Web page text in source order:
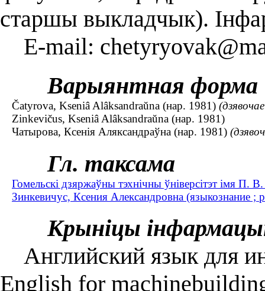
старшы выкладчык).
E-mail:
Варыянтная форма
Čatyrova, Kseniâ Alâksandraŭna (нар. 1981)
Zinkevičus, Kseniâ Alâksandraŭna (нар. 1981)
Чатырова, Ксенія Аляксандраўна (нар. 1981)
Гл. таксама
Гомельскі дзяржаўны тэхнічны ўніверсітэт імя П.
Зинкевичус, Ксения Александровна (языкознание ;
Крыніцы
Английский язык для
English for